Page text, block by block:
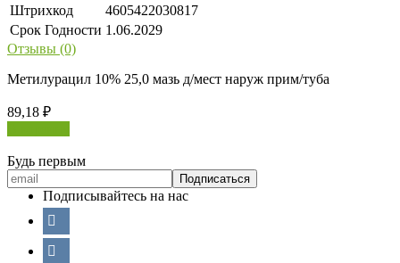
Штрихкод
4605422030817
Срок Годности 1.06.2029
Отзывы (0)
Метилурацил 10% 25,0 мазь д/мест наруж прим/туба
89,18 ₽
Будь первым
Подписывайтесь на нас